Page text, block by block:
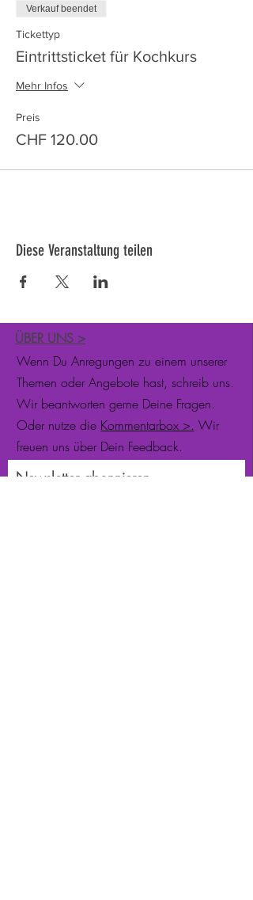
Verkauf beendet
Tickettyp
Eintrittsticket für Kochkurs
Mehr Infos
Preis
CHF 120.00
Diese Veranstaltung teilen
ÜBER UNS >
Wenn Du Anregungen zu einem unserer
Themen oder Angebote hast, schreib uns.
Wir beantworten gerne Deine Fragen.
Oder nutze die Kommentarbox >. Wir
freuen uns über Dein Feedback.
Newsletter abonnieren